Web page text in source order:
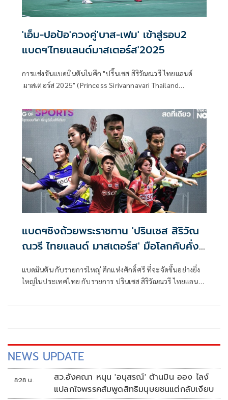
'เอ็ม-ปอป้อ'ควงคู่'บาส-เฟม' เข้าสู่รอบ2
แบดฯ'ไทยแลนด์มาสเตอร์ส'2025
การแข่งขันแบดมินตันในศึก "ปริ๊นเซส สิริวัณณวรี ไทยแลนด์
มาสเตอร์ส 2025" (Princess Sirivannavari Thailand
ฟ้าสิริวัณณวรี นารีรัตนราชกัญญา ทัวร์นาเมนต์เก็บคะแนน
สะสมอันดับโลกที่ได้การรับรองจากสหพันธ์แบดมินตันโลก
(BWF) ทัวร์นาเมนต์ระดับบีดับเบิลยูเอฟ เวิลด์ทัวร์ ซูเปอร์ 300
ชิงเงินรางวัลรวม 240,000 เหรียญสหรัฐ หรือประมาณ
8,160,000 บาท ที่ อาคารนิมิบุตร สนามกีฬาแห่งชาติ
กรุงเทพมหานคร เมื่อวันพุธที่ 29 ม.ค.68
แบดฯชิงถ้วยพระราชทาน 'ปรินเซส สิริวัณ
ณวรี ไทยแลนด์ มาสเตอร์ส' มือโลกคับคั่ง
แบดมินตัน กับรายการใหญ่ ศึกแห่งศักดิ์ศรี ที่จะจัดขึ้นอย่างยิ่ง
ใหญ่ในประเทศไทย กับรายการ ปรินเซส สิริวัณณวรี ไทยแลนด์
NEWS UPDATE
8:28 น.
สว.อังคณา หนุน 'อนุสรณ์' ต้านมิน ออง ไลง์
แปลกใจพรรคส้มพูดสิทธิมนุษยชนแต่กลับเงียบ